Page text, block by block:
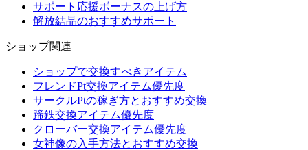
サポート応援ボーナスの上げ方
解放結晶のおすすめサポート
ショップ関連
ショップで交換すべきアイテム
フレンドPt交換アイテム優先度
サークルPtの稼ぎ方とおすすめ交換
蹄鉄交換アイテム優先度
クローバー交換アイテム優先度
女神像の入手方法とおすすめ交換